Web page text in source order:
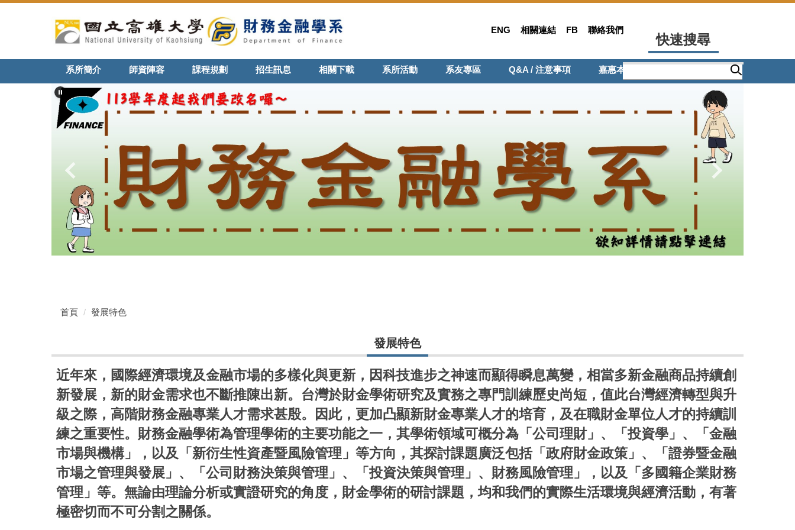
ENG 相關連結 FB 聯絡我們
系所簡介 師資陣容 課程規劃 招生訊息 相關下載 系所活動 系友專區 Q&A / 注意事項 嘉惠本系
快速搜尋
首頁 發展特色
發展特色
近年來，國際經濟環境及金融市場的多樣化與更新，因科技進步之神速而顯得瞬息萬變，相當多新金融商品持續創
新發展，新的財金需求也不斷推陳出新。台灣於財金學術研究及實務之專門訓練歷史尚短，值此台灣經濟轉型與升
級之際，高階財務金融專業人才需求甚殷。因此，更加凸顯新財金專業人才的培育，及在職財金單位人才的持續訓
練之重要性。財務金融學術為管理學術的主要功能之一，其學術領域可概分為「公司理財」、「投資學」、「金融
市場與機構」，以及「新衍生性資產暨風險管理」等方向，其探討課題廣泛包括「政府財金政策」、「證券暨金融
市場之管理與發展」、「公司財務決策與管理」、「投資決策與管理」、財務風險管理」，以及「多國籍企業財務
管理」等。無論由理論分析或實證研究的角度，財金學術的研討課題，均和我們的實際生活環境與經濟活動，有著
極密切而不可分割之關係。